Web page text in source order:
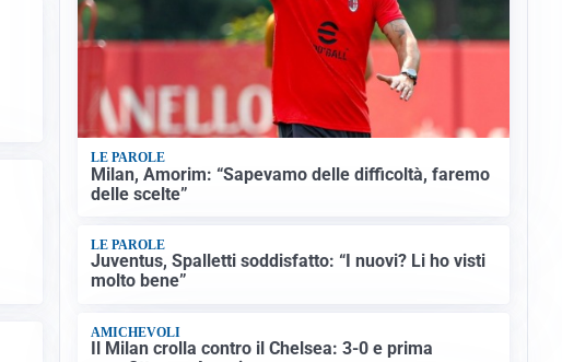
LE PAROLE
Milan, Amorim: “Sapevamo delle difficoltà, faremo
delle scelte”
LE PAROLE
Juventus, Spalletti soddisfatto: “I nuovi? Li ho visti
molto bene”
AMICHEVOLI
Il Milan crolla contro il Chelsea: 3-0 e prima